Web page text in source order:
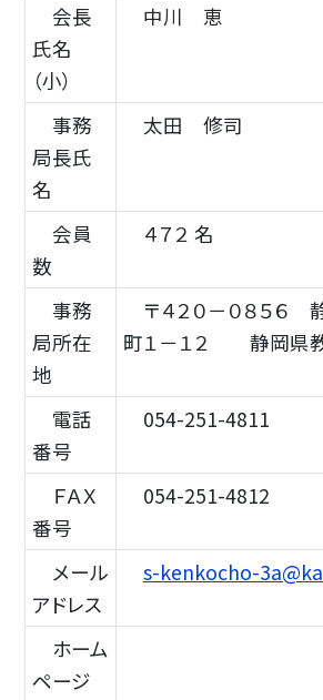
会長
氏名
（小）
中川 恵
事務
局長氏
名
太田 修司
会員
数
４７２ 名
事務
局所在
地
〒４２０－０８５６
町１－１２ 静岡県
電話
番号
054-251-4811
ＦＡＸ
番号
054-251-4812
メール
アドレス
s-kenkocho-
ホーム
ページ